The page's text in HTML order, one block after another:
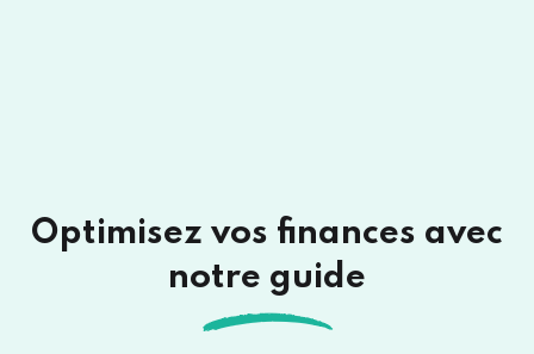
Optimisez vos finances avec
notre guide